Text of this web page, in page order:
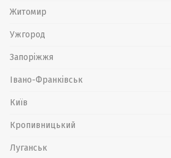
Житомир
Ужгород
Запоріжжя
Івано-Франківськ
Київ
Кропивницький
Луганськ